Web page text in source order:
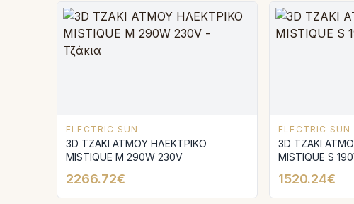
ELECTRIC SUN
3D ΤΖΑΚΙ ΑΤΜΟΥ ΗΛΕΚΤΡΙΚΟ
MISTΙQUE M 290W 230V
2266.72€
ELECTRIC SUN
3D ΤΖΑΚΙ
MISTIQUE S
1520.24€